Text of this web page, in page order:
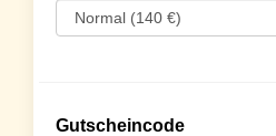
Gutscheincode